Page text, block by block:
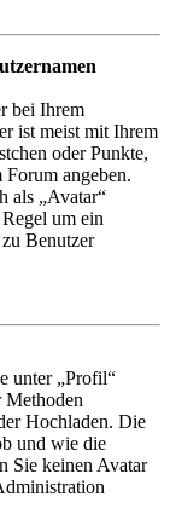
bei Ihrem
ist meist mit Ihrem
oder Punkte,
angeben.
als „Avatar“
um ein
Benutzer
unter „Profil“
Methoden
Hochladen. Die
und wie die
Sie keinen Avatar